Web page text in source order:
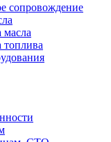
сопровождение
масла
топлива